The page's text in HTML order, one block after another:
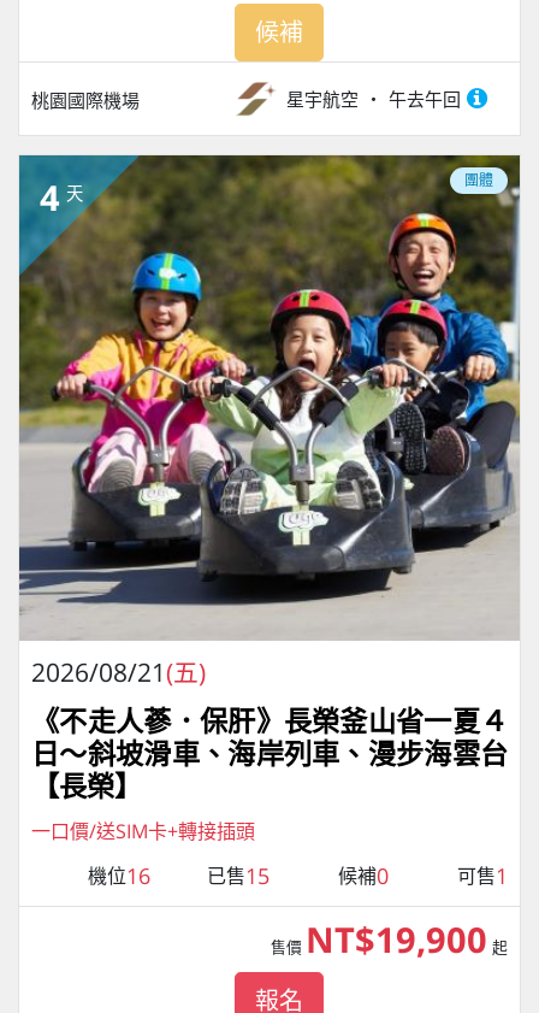
桃園國際機場 星宇航空 午去午回
候補
4 天
團體
2026/08/21(五)
《不走人蔘．保肝》長榮釜山省一夏４
日～斜坡滑車、海岸列車、漫步海雲台
【長榮】
一口價/送SIM卡+轉接插頭
機位16 已售15 候補0 可售1
售價 NT$19,900 起
報名